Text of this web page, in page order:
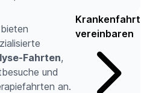
Fahrten,
und
an.
Krankenfahrt
vereinbaren